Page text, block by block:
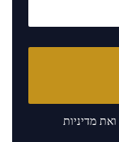
ואת מדיניות